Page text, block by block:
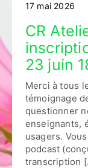
17 mai 2026
CR
23 juin
Merci à tous
témoignage
questionner
enseignants,
usagers.
podcast
transcription